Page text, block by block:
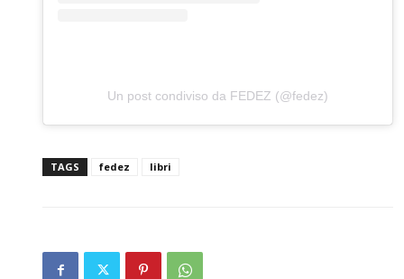
Un post condiviso da FEDEZ (@fedez)
TAGS fedez libri